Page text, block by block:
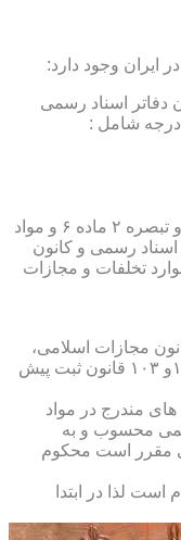
ایران وجود دارد:
و اداری ماده ۳۸ قانون دفاتر اسناد رسمی
و طبق ماده ۲۹ آئین نامه های بند ۴ ماده ۶ و تبصره ۲ ماده ۶ و مواد
۵۳ قانون دفاتر اسناد رسمی و کانون
و دفتریاران مصوب ۲۷/۱۱/۶۰ موارد تخلفات و مجازات
مجازات اسلامی،
مقررات خاصی نیز در مواد ۱۰۰ و۱۰۱ و۱۰۲و ۱۰۳ قانون ثبت پیش
مندرج در مواد
محسوب و به
مقرر است محکوم
لذا در ابتدا